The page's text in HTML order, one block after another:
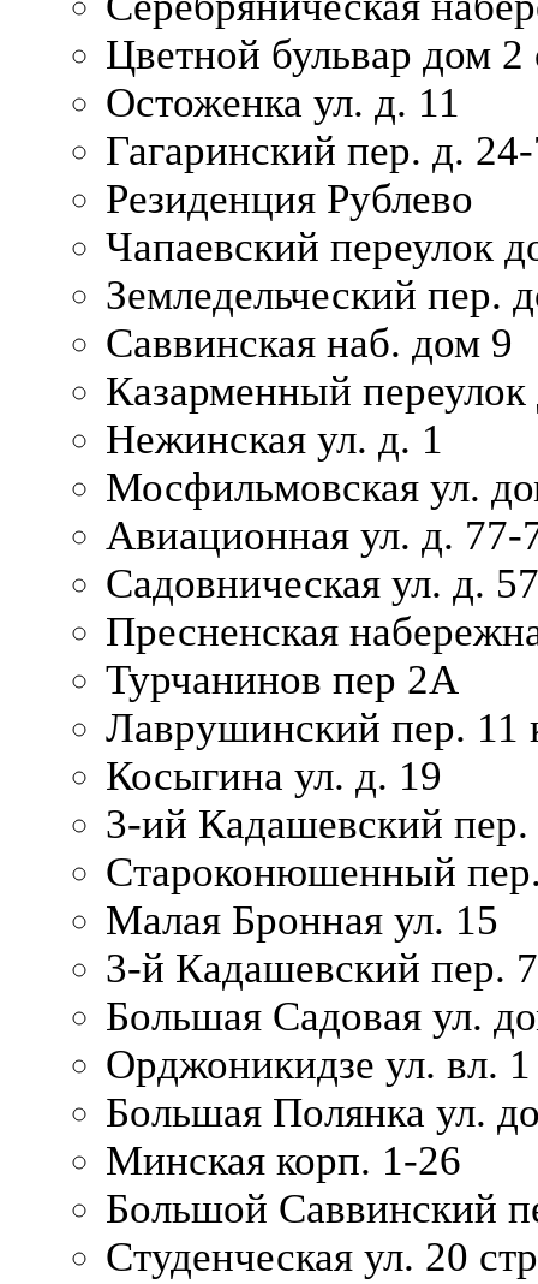
Цветной бульвар дом 2
Остоженка ул. д. 11
Гагаринский пер. д.
Резиденция Рублево
Чапаевский переулок
Земледельческий пер.
Саввинская наб. дом 9
Казарменный переулок
Нежинская ул. д. 1
Мосфильмовская ул.
Авиационная ул. д. 77-
Садовническая ул. д.
Пресненская
Турчанинов пер 2А
Лаврушинский пер. 11
Косыгина ул. д. 19
3-ий Кадашевский пер.
Староконюшенный
Малая Бронная ул. 15
3-й Кадашевский пер.
Большая Садовая ул.
Орджоникидзе ул. вл. 1
Большая Полянка ул.
Минская корп. 1-26
Большой Саввинский
Студенческая ул. 20